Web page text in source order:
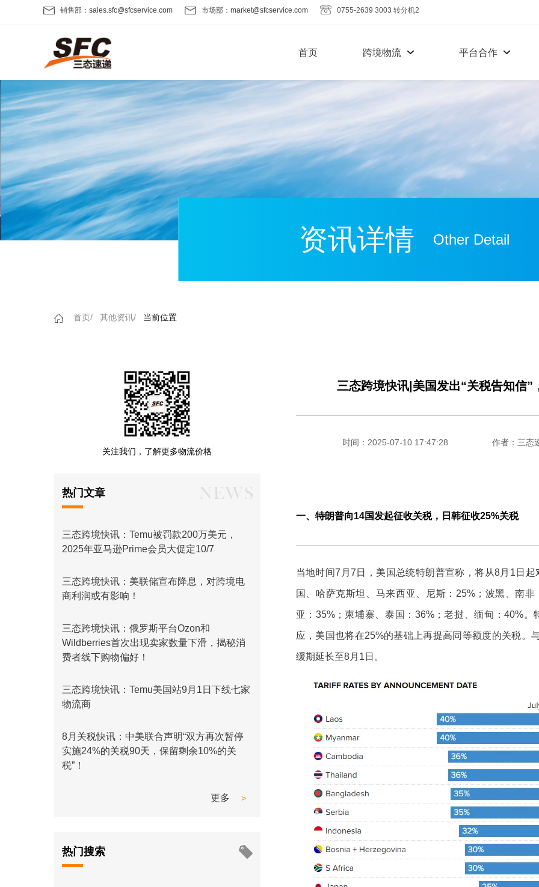
销售部： sales.sfc@sfcservice.com 市场部： market@sfcservice.com 0755-2639 3003 转分机2
首页 跨境物流 平台合作
资讯详情 Other Detail
首页/ 其他资讯/ 当前位置
关注我们，了解更多物流价格
热门文章
三态跨境快讯：Temu被罚款200万美元，
2025年亚马逊Prime会员大促定10/7
三态跨境快讯：美联储宣布降息，对跨境电
商利润或有影响！
三态跨境快讯：俄罗斯平台Ozon和
Wildberries首次出现卖家数量下滑，揭秘消
费者线下购物偏好！
三态跨境快讯：Temu美国站9月1日下线七家
物流商
8月关税快讯：中美联合声明“双方再次暂停
实施24%的关税90天，保留剩余10%的关
税”！
更多
热门搜索
三态跨境快讯|美国发出“关税告知信
时间：2025-07-10 17:47:28 作者：三态
一、特朗普向14国发起征收关税，日韩征收25%关税
当地时间7月7日，美国总统特朗普宣称，将从8月1日
国、哈萨克斯坦、马来西亚、尼斯：25%；波黑、南
亚：35%；柬埔寨、泰国：36%；老挝、缅甸：40%
应，美国也将在25%的基础上再提高同等额度的关税。
缓期延长至8月1日。